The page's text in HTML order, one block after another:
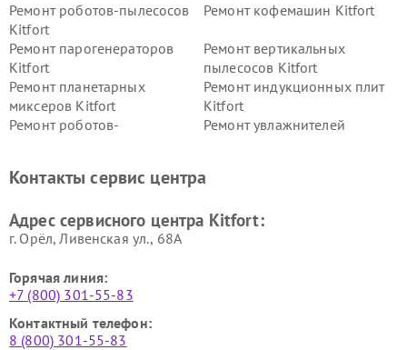
Ремонт роботов-пылесосов
Kitfort
Ремонт кофемашин Kitfort
Ремонт парогенераторов
Kitfort
Ремонт вертикальных
пылесосов Kitfort
Ремонт планетарных
миксеров Kitfort
Ремонт индукционных плит
Kitfort
Ремонт роботов-
Ремонт увлажнителей
Kitfort
Kitfort
Kitfort
Kitfort
Контакты сервис центра
Адрес сервисного центра Kitfort:
г. Орёл, Ливенская ул., 68А
Горячая линия:
+7 (800) 301-55-83
Контактный телефон:
8 (800) 301-55-83